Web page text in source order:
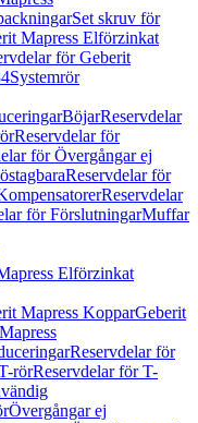
Set skruv för
Mapress Elförzinkat
för Geberit
Systemrör
BöjarReservdelar
Reservdelar för
för Övergångar ej
Reservdelar för
Reservdelar
för FörslutningarMuffar
Elförzinkat
Mapress KopparGeberit
Reservdelar för
rörReservdelar för T-
Övergångar ej